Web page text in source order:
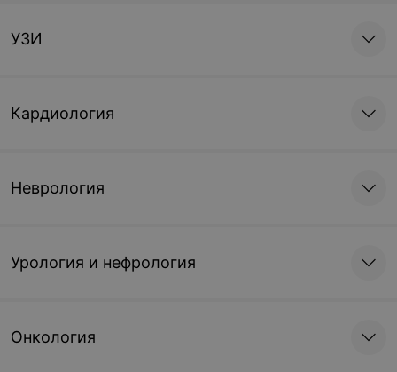
УЗИ
Кардиология
Неврология
Урология и нефрология
Онкология